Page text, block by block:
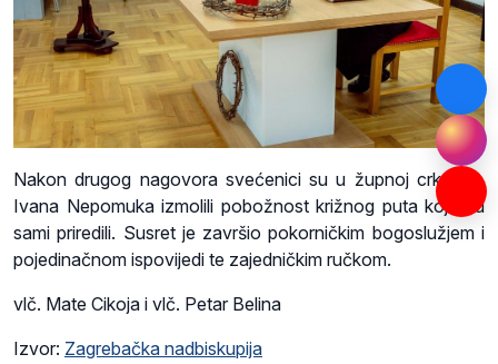
Nakon drugog nagovora svećenici su u župnoj crkvi sv.
Ivana Nepomuka izmolili pobožnost križnog puta koju su
sami priredili. Susret je završio pokorničkim bogoslužjem i
pojedinačnom ispovijedi te zajedničkim ručkom.
vlč. Mate Cikoja i vlč. Petar Belina
Izvor: Zagrebačka nadbiskupija